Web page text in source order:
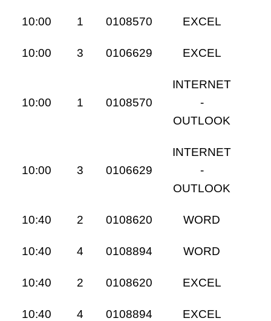
10:00 1 0108570 EXCEL
10:00 3 0106629 EXCEL
10:00 1 0108570
INTERNET
-
OUTLOOK
10:00 3 0106629
INTERNET
-
OUTLOOK
10:40 2 0108620 WORD
10:40 4 0108894 WORD
10:40 2 0108620 EXCEL
10:40 4 0108894 EXCEL